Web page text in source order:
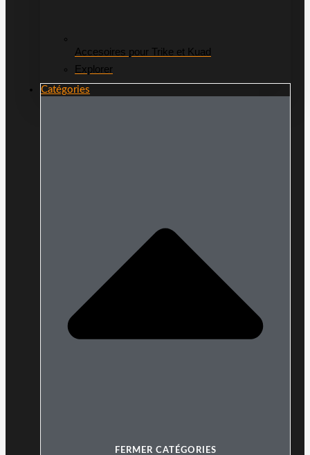
Accesoires pour Trike et Kuad
Explorer
Catégories
FERMER CATÉGORIES